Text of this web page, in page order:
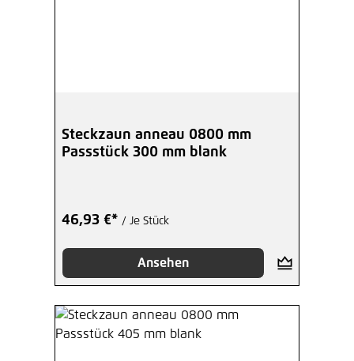
Steckzaun anneau 0800 mm
Passstück 300 mm blank
46,93 €* / Je Stück
Ansehen